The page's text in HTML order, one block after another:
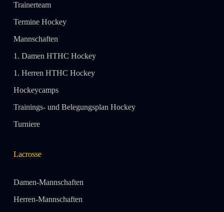
Trainerteam
Termine Hockey
Mannschaften
1. Damen HTHC Hockey
1. Herren HTHC Hockey
Hockeycamps
Trainings- und Belegungsplan Hockey
Turniere
Lacrosse
Damen-Mannschaften
Herren-Mannschaften